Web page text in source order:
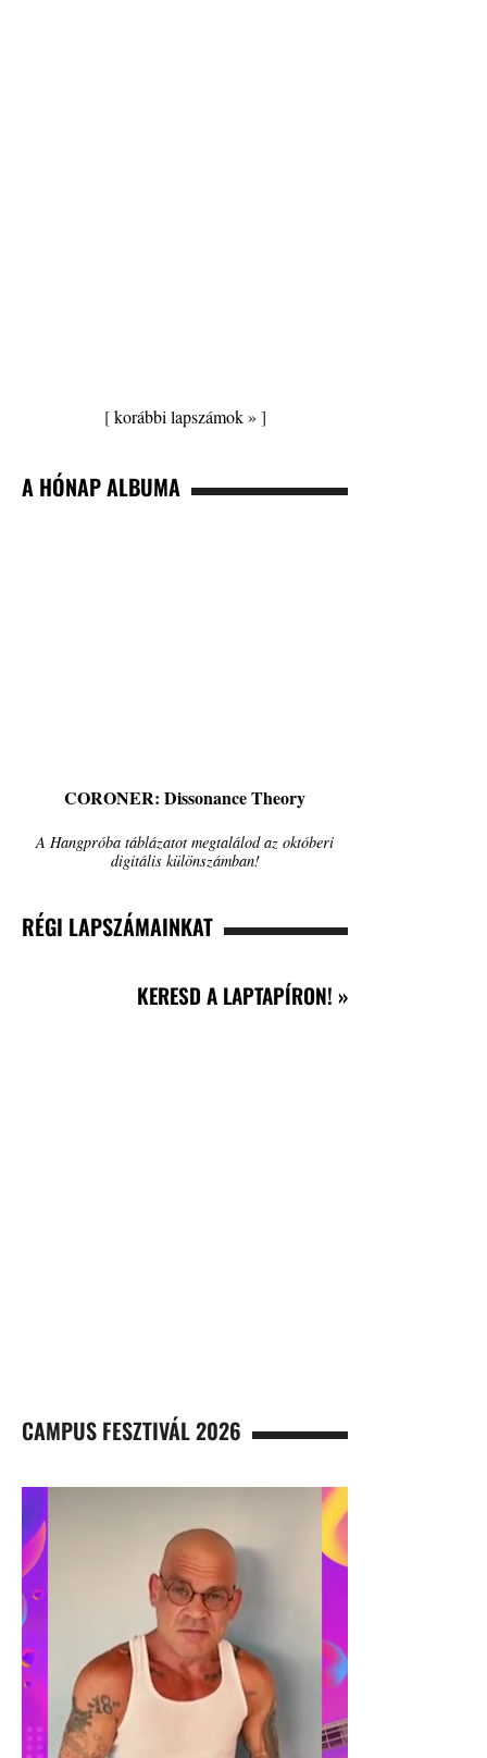
[korábbi lapszámok » ]
A HÓNAP ALBUMA
CORONER: Dissonance Theory
A Hangpróba táblázatot megtalálod az októberi
digitális különszámban!
RÉGI LAPSZÁMAINKAT
KERESD A LAPTAPÍRON! »
CAMPUS FESZTIVÁL 2026